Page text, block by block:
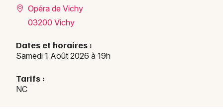
Choisir mes départements
Opéra de Vichy
03200 Vichy
Dates et horaires :
Samedi 1 Août 2026 à 19h
Tarifs :
NC